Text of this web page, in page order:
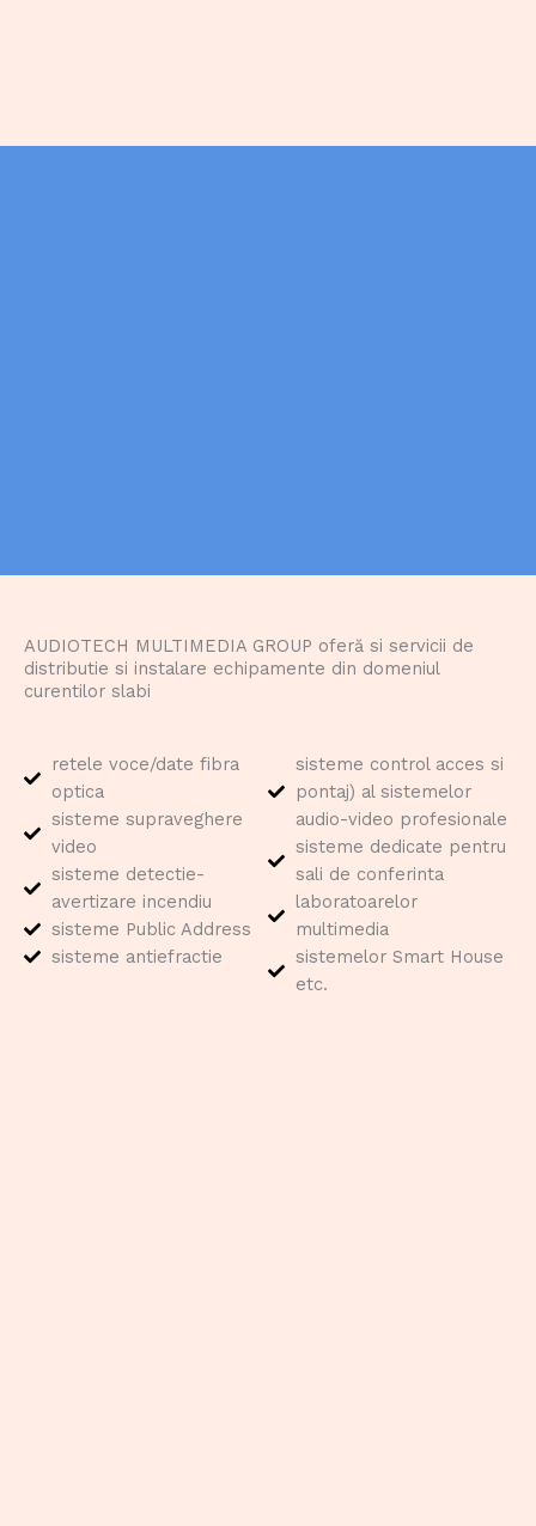
AUDIOTECH MULTIMEDIA GROUP oferă si servicii de
distributie si instalare echipamente din domeniul
curentilor slabi
retele voce/date fibra
optica
sisteme supraveghere
video
sisteme detectie-
avertizare incendiu
sisteme Public Address
sisteme antiefractie
sisteme control acces si
pontaj) al sistemelor
audio-video profesionale
sisteme dedicate pentru
sali de conferinta
laboratoarelor
multimedia
sistemelor Smart House
etc.